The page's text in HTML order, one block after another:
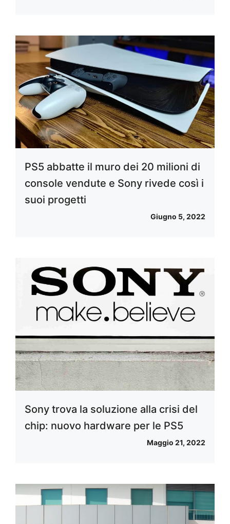
PS5 abbatte il muro dei 20 milioni di
console vendute e Sony rivede così i
suoi progetti
Giugno 5, 2022
Sony trova la soluzione alla crisi del
chip: nuovo hardware per le PS5
Maggio 21, 2022